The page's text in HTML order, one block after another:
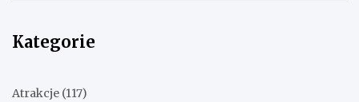
Kategorie
Atrakcje (117)